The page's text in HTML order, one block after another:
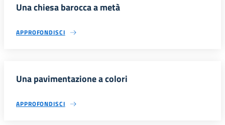
Una chiesa barocca a metà
APPROFONDISCI
Una pavimentazione a colori
APPROFONDISCI